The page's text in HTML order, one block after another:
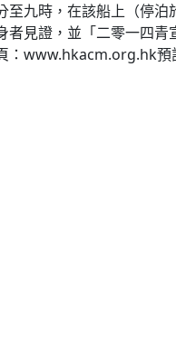
至九時，在該船上（停
見證，並「二零一四青
：www.hkacm.org.hk預